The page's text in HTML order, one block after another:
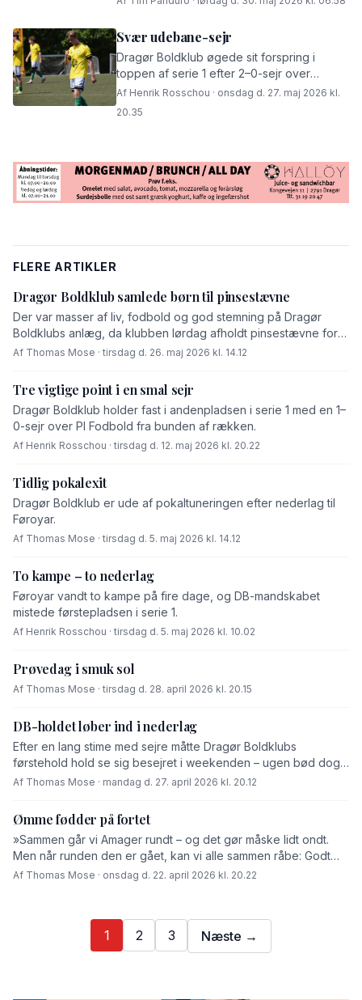
Svær udebane-sejr
Dragør Boldklub øgede sit forspring i
toppen af serie 1 efter 2–0-sejr over
Nørrebro FF.
Af Henrik Rosschou · onsdag d. 27. maj 2026 kl.
20.35
FLERE ARTIKLER
Dragør Boldklub samlede børn til pinsestævne
Der var masser af liv, fodbold og god stemning på Dragør
Boldklubs anlæg, da klubben lørdag afholdt pinsestævne for
piger og drenge fra U5 til U12. Dagen begyndte med fælles
Af Thomas Mose · tirsdag d. 26. maj 2026 kl. 14.12
Tre vigtige point i en smal sejr
Dragør Boldklub holder fast i andenpladsen i serie 1 med en 1–
0-sejr over PI Fodbold fra bunden af rækken.
Af Henrik Rosschou · tirsdag d. 12. maj 2026 kl. 20.22
Tidlig pokalexit
Dragør Boldklub er ude af pokaltuneringen efter nederlag til
Føroyar.
Af Thomas Mose · tirsdag d. 5. maj 2026 kl. 14.12
To kampe – to nederlag
Føroyar vandt to kampe på fire dage, og DB-mandskabet
mistede førstepladsen i serie 1.
Af Henrik Rosschou · tirsdag d. 5. maj 2026 kl. 10.02
Prøvedag i smuk sol
Af Thomas Mose · tirsdag d. 28. april 2026 kl. 20.15
DB-holdet løber ind i nederlag
Efter en lang stime med sejre måtte Drag­ør Boldklubs
førstehold hold se sig besejret i weekenden – ugen bød dog
også på en sejr.
Af Thomas Mose · mandag d. 27. april 2026 kl. 20.12
Ømme fødder på fortet
»Sammen går vi Amager rundt – og det gør måske lidt ondt.
Men når runden den er gået, kan vi alle sammen råbe: Godt
gået!« sådan lyder mottoet for gåfællesskabet […]
Af Thomas Mose · onsdag d. 22. april 2026 kl. 20.22
1 2 3 Næste →